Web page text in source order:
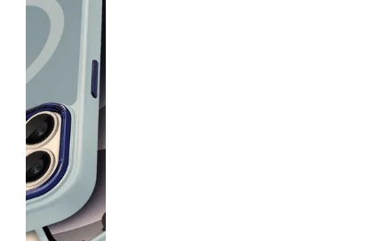
Wady
Problemy z
aberracją
chromatyczną,
ograniczona
ostrość w
rogach